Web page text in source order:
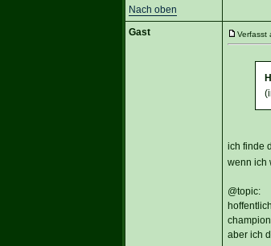
Nach oben
Gast
Verfasst
ich finde
wenn ich
@topic:
aber ich